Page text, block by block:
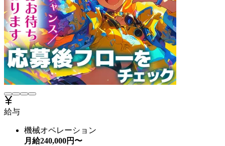
給与
機械オペレーション
月給240,000円〜